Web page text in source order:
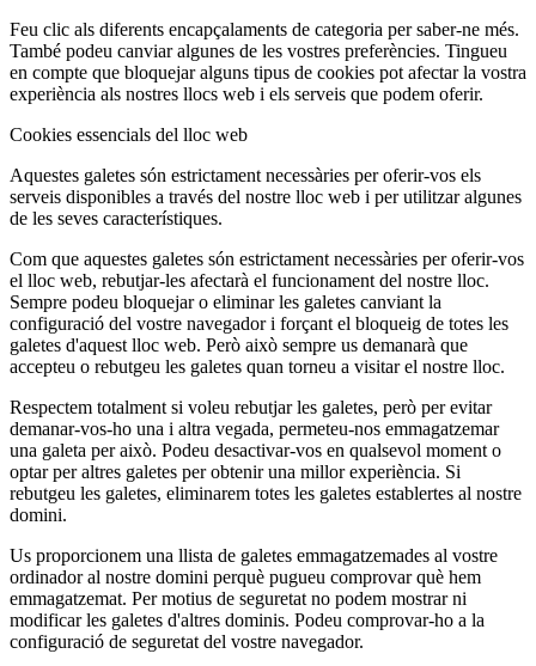
Feu clic als diferents encapçalaments de categoria per saber-ne més.
També podeu canviar algunes de les vostres preferències. Tingueu
en compte que bloquejar alguns tipus de cookies pot afectar la vostra
experiència als nostres llocs web i els serveis que podem oferir.
Cookies essencials del lloc web
Aquestes galetes són estrictament necessàries per oferir-vos els
serveis disponibles a través del nostre lloc web i per utilitzar algunes
de les seves característiques.
Com que aquestes galetes són estrictament necessàries per oferir-vos
el lloc web, rebutjar-les afectarà el funcionament del nostre lloc.
Sempre podeu bloquejar o eliminar les galetes canviant la
configuració del vostre navegador i forçant el bloqueig de totes les
galetes d'aquest lloc web. Però això sempre us demanarà que
accepteu o rebutgeu les galetes quan torneu a visitar el nostre lloc.
Respectem totalment si voleu rebutjar les galetes, però per evitar
demanar-vos-ho una i altra vegada, permeteu-nos emmagatzemar
una galeta per això. Podeu desactivar-vos en qualsevol moment o
optar per altres galetes per obtenir una millor experiència. Si
rebutgeu les galetes, eliminarem totes les galetes establertes al nostre
domini.
Us proporcionem una llista de galetes emmagatzemades al vostre
ordinador al nostre domini perquè pugueu comprovar què hem
emmagatzemat. Per motius de seguretat no podem mostrar ni
modificar les galetes d'altres dominis. Podeu comprovar-ho a la
configuració de seguretat del vostre navegador.